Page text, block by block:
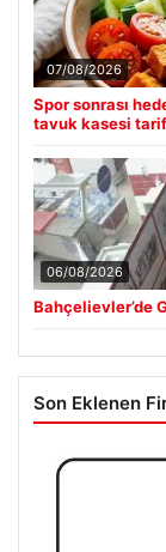
07/08/2026
Spor sonrası
tavuk kasesi
06/08/2026
Bahçelievler’de
Son Eklenen